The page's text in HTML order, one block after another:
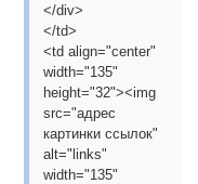
</div>
</td>
<td align="center"
width="135"
height="32"><img
src="адрес
картинки ссылок"
alt="links"
width="135"